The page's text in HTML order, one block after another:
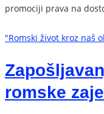
promociji prava na
"Romski život kroz naš
romske